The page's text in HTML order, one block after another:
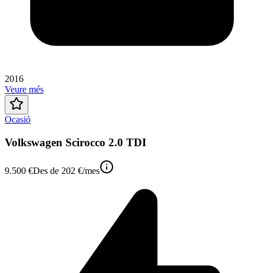
2016
Veure més
Ocasió
Volkswagen Scirocco 2.0 TDI
9.500 €Des de 202 €/mes